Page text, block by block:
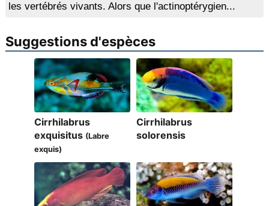
les vertébrés vivants. Alors que l'actinoptérygien...
Suggestions d'espèces
Cirrhilabrus
exquisitus (Labre
exquis)
Cirrhilabrus
solorensis